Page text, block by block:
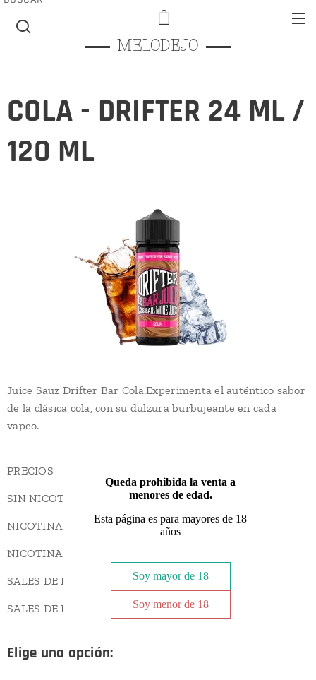
MELODEJO
COLA - DRIFTER 24 ML /
120 ML
Juice Sauz Drifter Bar Cola.Experimenta el auténtico sabor
de la clásica cola, con su dulzura burbujeante en cada
vapeo.
PRECIOS
SIN NICOTINA - 16,60€
NICOTINA LIBRE 1.5 MG - 19,60€
NICOTINA LIBRE 3 MG - 23,10€
SALES DE NICOTINA 10 MG - 29,60€
SALES DE NICOTINA 20 MG - 45,10€
Elige una opción:
Queda prohibida la venta a
menores de edad.
Esta página es para mayores de 18
años
Soy mayor de 18
Soy menor de 18